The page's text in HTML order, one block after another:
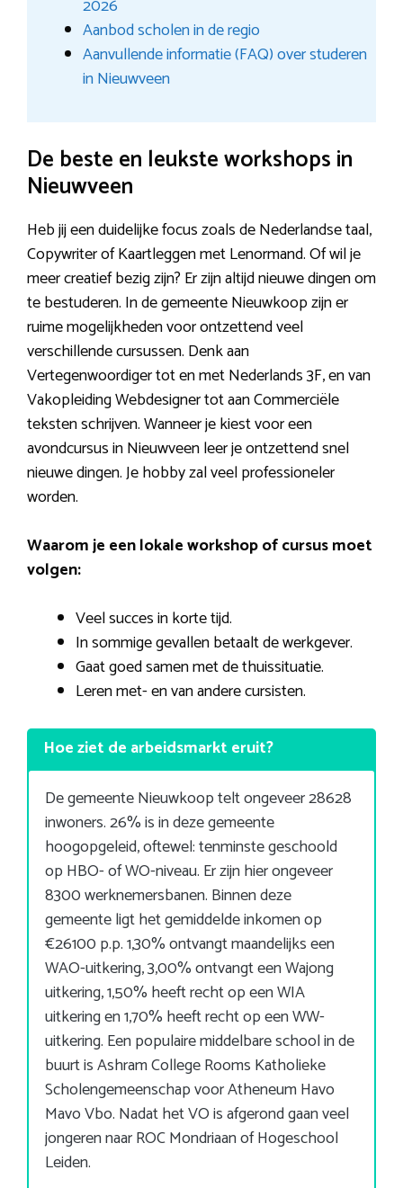
2026
Aanbod scholen in de regio
Aanvullende informatie (FAQ) over studeren
in Nieuwveen
De beste en leukste workshops in
Nieuwveen
Heb jij een duidelijke focus zoals de Nederlandse taal,
Copywriter of Kaartleggen met Lenormand. Of wil je
meer creatief bezig zijn? Er zijn altijd nieuwe dingen om
te bestuderen. In de gemeente Nieuwkoop zijn er
ruime mogelijkheden voor ontzettend veel
verschillende cursussen. Denk aan
Vertegenwoordiger tot en met Nederlands 3F, en van
Vakopleiding Webdesigner tot aan Commerciële
teksten schrijven. Wanneer je kiest voor een
avondcursus in Nieuwveen leer je ontzettend snel
nieuwe dingen. Je hobby zal veel professioneler
worden.
Waarom je een lokale workshop of cursus moet
volgen:
Veel succes in korte tijd.
In sommige gevallen betaalt de werkgever.
Gaat goed samen met de thuissituatie.
Leren met- en van andere cursisten.
Hoe ziet de arbeidsmarkt eruit?
De gemeente Nieuwkoop telt ongeveer 28628
inwoners. 26% is in deze gemeente
hoogopgeleid, oftewel: tenminste geschoold
op HBO- of WO-niveau. Er zijn hier ongeveer
8300 werknemersbanen. Binnen deze
gemeente ligt het gemiddelde inkomen op
€26100 p.p. 1,30% ontvangt maandelijks een
WAO-uitkering, 3,00% ontvangt een Wajong
uitkering, 1,50% heeft recht op een WIA
uitkering en 1,70% heeft recht op een WW-
uitkering. Een populaire middelbare school in de
buurt is Ashram College Rooms Katholieke
Scholengemeenschap voor Atheneum Havo
Mavo Vbo. Nadat het VO is afgerond gaan veel
jongeren naar ROC Mondriaan of Hogeschool
Leiden.